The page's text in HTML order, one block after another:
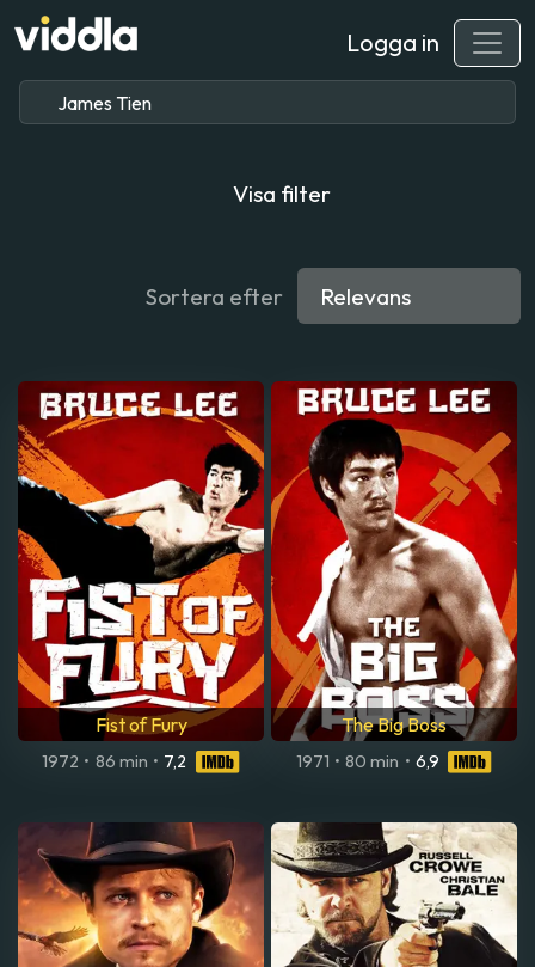
Logga in
Visa filter
Sortera efter
Fist of Fury
1972 • 86 min • 7,2
The Big Boss
1971 • 80 min • 6,9